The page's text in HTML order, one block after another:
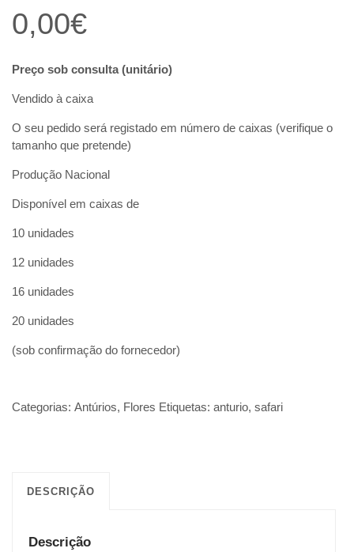
0,00€
Preço sob consulta (unitário)
Vendido à caixa
O seu pedido será registado em número de caixas (verifique o
tamanho que pretende)
Produção Nacional
Disponível em caixas de
10 unidades
12 unidades
16 unidades
20 unidades
(sob confirmação do fornecedor)
Categorias: Antúrios, Flores Etiquetas: anturio, safari
DESCRIÇÃO
Descrição